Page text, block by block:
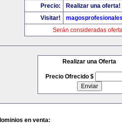
Precio:
Realizar una oferta!
Visitar!
Serán consideradas
Realizar una Oferta
Precio Ofrecido $
en venta: